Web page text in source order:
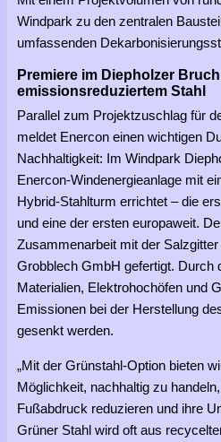
Windpark zu den zentralen
umfassenden
Premiere im Diepholzer
emissionsreduziertem Stahl
Parallel zum Projektzuschlag für
meldet Enercon einen wichtigen
Nachhaltigkeit: Im Windpark
Enercon-Windenergieanlage mit
Hybrid-Stahlturm errichtet – die
und eine der ersten europaweit.
Zusammenarbeit mit der
Grobblech GmbH gefertigt. Durch
Materialien, Elektrohochöfen und
Emissionen bei der Herstellung
gesenkt werden.
„Mit der Grünstahl-Option bieten
Möglichkeit, nachhaltig zu
Fußabdruck reduzieren und ihre
Grüner Stahl wird oft aus